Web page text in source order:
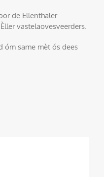
de Ellenthaler
vastelaovesveerders.
óm same mèt ós dees